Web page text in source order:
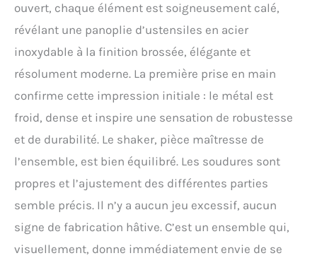
durabilité pour une
ultime. Accessoires de bar
élégants : gardez vos
outils de bar organisés,
accessibles et
magnifiquement affichés
avec cet élégant support
en bambou. Conçu à la
fois pour le style et la
fonctionnalité, il élève
en transformant votre kit
de barman en une pièce
maîtresse aussi
impressionnante à
montrer qu'à utiliser.
ouvert, chaque élément est soigneusement calé,
révélant une panoplie d’ustensiles en acier
inoxydable à la finition brossée, élégante et
résolument moderne. La première prise en main
confirme cette impression initiale : le métal est
froid, dense et inspire une sensation de robustesse
et de durabilité. Le shaker, pièce maîtresse de
l’ensemble, est bien équilibré. Les soudures sont
propres et l’ajustement des différentes parties
semble précis. Il n’y a aucun jeu excessif, aucun
signe de fabrication hâtive. C’est un ensemble qui,
visuellement, donne immédiatement envie de se